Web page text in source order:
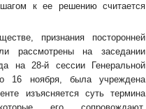
к ее решению считается
признания посторонней
рассмотрены на заседании
на 28-й сессии Генеральной
16 ноября, была учреждена
изъясняется суть термина